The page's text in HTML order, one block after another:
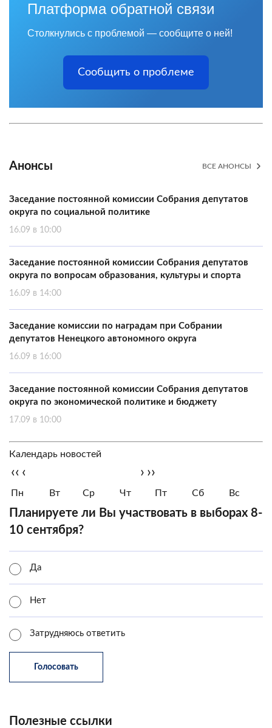
Платформа обратной связи
Столкнулись с проблемой — сообщите о ней!
Сообщить о проблеме
Анонсы ВСЕ АНОНСЫ
Заседание постоянной комиссии Собрания депутатов
округа по социальной политике
16.09 в 10:00
Заседание постоянной комиссии Собрания депутатов
округа по вопросам образования, культуры и спорта
16.09 в 14:00
Заседание комиссии по наградам при Собрании
депутатов Ненецкого автономного округа
16.09 в 16:00
Заседание постоянной комиссии Собрания депутатов
округа по экономической политике и бюджету
17.09 в 10:00
Календарь новостей
‹‹ ‹ › ››
Пн Вт Ср Чт Пт Сб Вс
Планируете ли Вы участвовать в выборах 8-
10 сентября?
Да
Нет
Затрудняюсь ответить
Полезные ссылки